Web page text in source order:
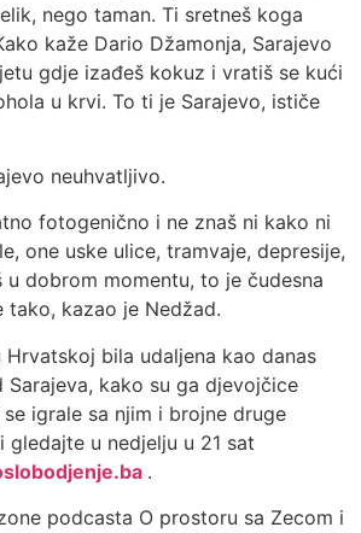
nego taman. Ti sretneš koga
kaže Dario Džamonja, Sarajevo
gdje izađeš kokuz i vratiš se kući
u krvi. To ti je Sarajevo, ističe
neuhvatljivo.
fotogenično i ne znaš ni kako ni
one uske ulice, tramvaje, depresije,
dobrom momentu, to je čudesna
kazao je Nedžad.
Hrvatskoj bila udaljena kao danas
Sarajeva, kako su ga djevojčice
se igrale sa njim i brojne druge
gledajte u nedjelju u 21 sat
.
podcasta O prostoru sa Zecom i